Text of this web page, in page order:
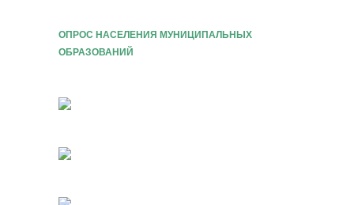
ОПРОС НАСЕЛЕНИЯ МУНИЦИПАЛЬНЫХ
ОБРАЗОВАНИЙ